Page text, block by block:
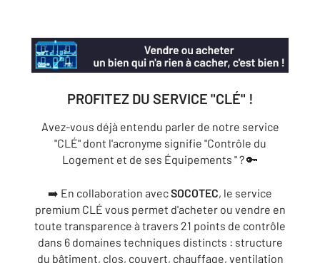
PROFITEZ DU SERVICE "CLÉ" !
Avez-vous déjà entendu parler de notre service
"CLÉ" dont l'acronyme signifie "Contrôle du
Logement et de ses Équipements " ? 🔑
➡️ En collaboration avecSOCOTEC, le service
premium CLÉ vous permet d'acheter ou vendre en
toute transparence à travers 21 points de contrôle
dans 6 domaines techniques distincts : structure
du bâtiment, clos, couvert, chauffage, ventilation